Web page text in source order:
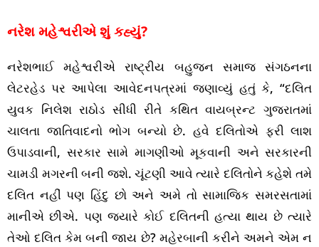
નરેશ મહેશ્વરીએ શું કહ્યું?
નરેશભાઈ મહેશ્વરીએ રાષ્ટ્રીય બહુજન સમાજ સંગઠનના
લેટરહેડ પર આપેલા આવેદનપત્રમાં જણાવ્યું હતું કે, “દલિત
યુવક નિલેશ રાઠોડ સીધી રીતે કથિત વાયબ્રન્ટ ગુજરાતમાં
ચાલતા જાતિવાદનો ભોગ બન્યો છે. હવે દલિતોએ ફરી લાશ
ઉપાડવાની, સરકાર સામે માગણીઓ મૂકવાની અને સરકારની
ચામડી મગરની બની જશે. ચૂંટણી આવે ત્યારે દલિતોને કહેશે તમે
દલિત નહીં પણ હિંદુ છો અને અમે તો સામાજિક સમરસતામાં
માનીએ છીએ. પણ જ્યારે કોઈ દલિતની હત્યા થાય છે ત્યારે
તેઓ દલિત કેમ બની જાય છે? મહેરબાની કરીને અમને એમ ન